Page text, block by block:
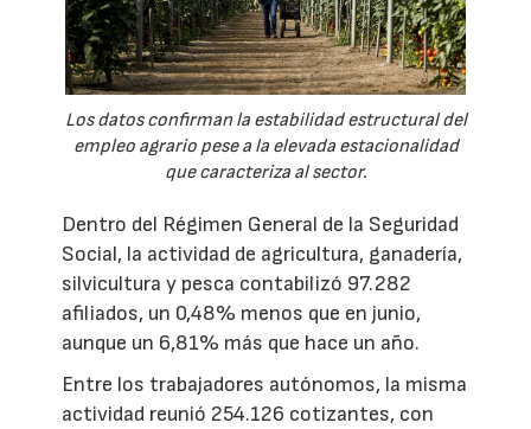
Los datos confirman la estabilidad estructural del
empleo agrario pese a la elevada estacionalidad
que caracteriza al sector.
Dentro del Régimen General de la Seguridad
Social, la actividad de agricultura, ganadería,
silvicultura y pesca contabilizó 97.282
afiliados, un 0,48% menos que en junio,
aunque un 6,81% más que hace un año.
Entre los trabajadores autónomos, la misma
actividad reunió 254.126 cotizantes, con